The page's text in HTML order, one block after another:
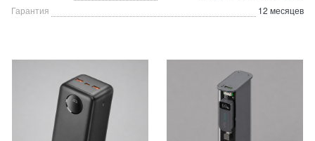
Гарантия
12 месяцев